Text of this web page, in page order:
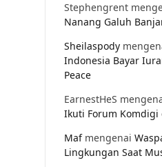
Stephengrent
Nanang Galuh
Sheilaspody
Indonesia Bayar
Peace
EarnestHeS
Ikuti Forum Komdigi
Mafmengenai
Lingkungan Saat